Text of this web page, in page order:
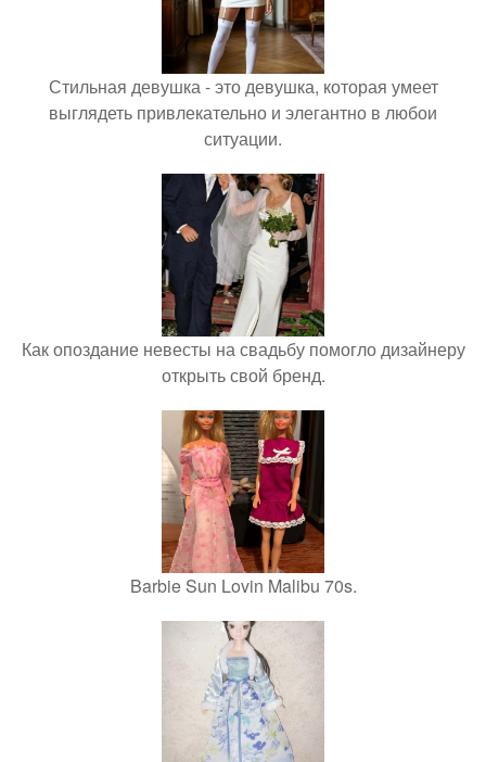
Стильная девушка - это девушка, которая умеет
выглядеть привлекательно и элегантно в любои
ситуации.
Как опоздание невесты на свадьбу помогло дизайнеру
открыть свой бренд.
Barbie Sun Lovin Malibu 70s.